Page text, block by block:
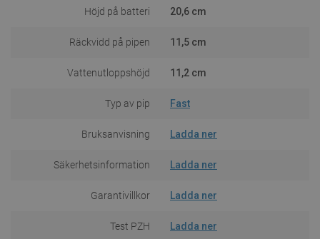
Höjd på batteri 20,6 cm
Räckvidd på pipen 11,5 cm
Vattenutloppshöjd 11,2 cm
Typ av pip Fast
Bruksanvisning Ladda ner
Säkerhetsinformation Ladda ner
Garantivillkor Ladda ner
Test PZH Ladda ner